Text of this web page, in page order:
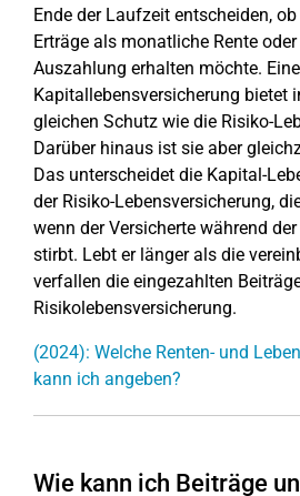
Ende der Laufzeit entscheiden,
Erträge als monatliche Rente
Auszahlung erhalten möchte. Eine
Kapitallebensversicherung bietet
gleichen Schutz wie die Risiko-
Darüber hinaus ist sie aber
Das unterscheidet die Kapital-
der Risiko-Lebensversicherung,
wenn der Versicherte während
stirbt. Lebt er länger als die
verfallen die eingezahlten
Risikolebensversicherung.
(2024): Welche Renten- und
kann ich angeben?
Wie kann ich Beiträge